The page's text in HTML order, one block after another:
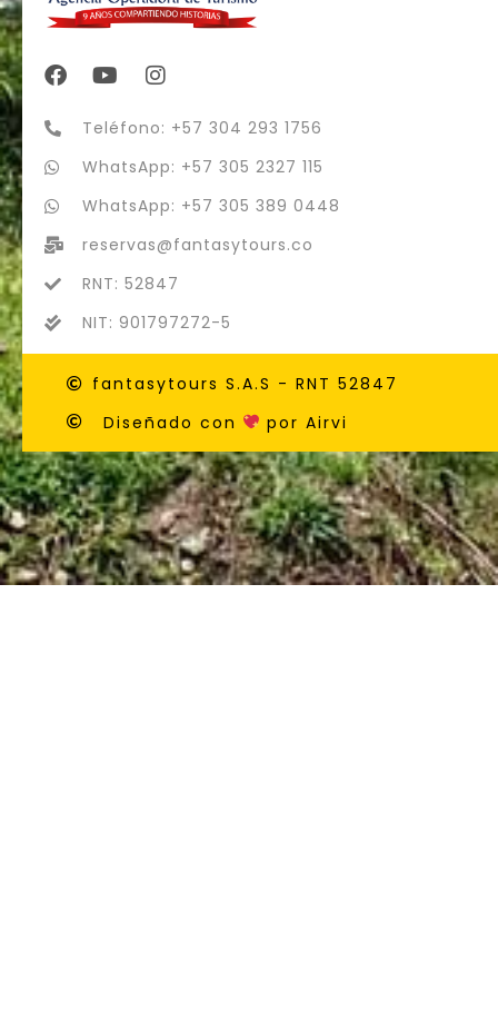
Teléfono: +57 304 293 1756
WhatsApp: +57 305 2327 115
WhatsApp: +57 305 389 0448
reservas@fantasytours.co
RNT: 52847
NIT: 901797272-5
fantasytours S.A.S - RNT 52847
Diseñado con
por Airvi